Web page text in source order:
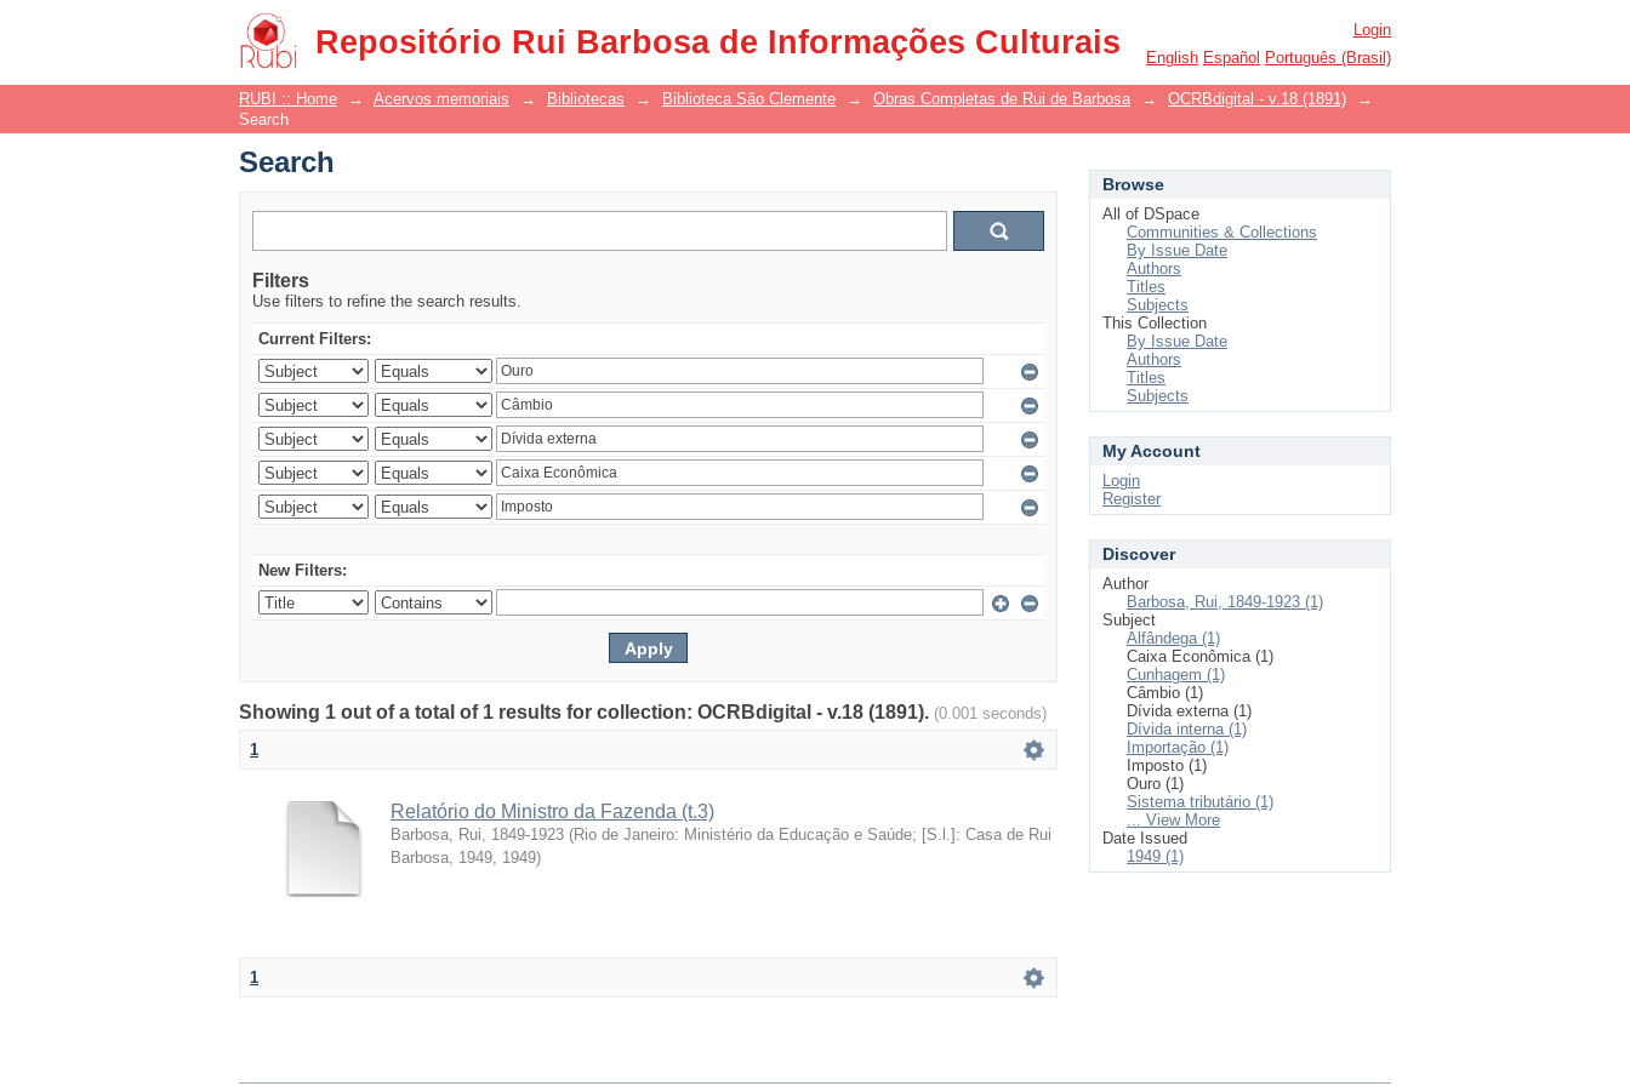
Repositório Rui Barbosa de Informações Culturais
Search
Login
English Español Português (Brasil)
RUBI :: Home → Acervos memoriais → Bibliotecas → Biblioteca São Clemente → Obras Completas de Rui de Barbosa → OCRBdigital - v.18 (1891)
→
Search
Search
Filters
Use filters to refine the search results.
Current Filters:
New Filters:
Showing 1 out of a total of 1 results for collection: OCRBdigital - v.18 (1891). (0.001 seconds)
1
Relatório do Ministro da Fazenda (t.3)
Barbosa, Rui, 1849-1923 (Rio de Janeiro: Ministério da Educação e Saúde; [S.l.]: Casa de Rui
Barbosa, 1949, 1949)
1
Browse
All of DSpace
Communities & Collections
By Issue Date
Authors
Titles
Subjects
This Collection
By Issue Date
Authors
Titles
Subjects
My Account
Login
Register
Discover
Author
Barbosa, Rui, 1849-1923 (1)
Subject
Alfândega (1)
Caixa Econômica (1)
Cunhagem (1)
Câmbio (1)
Dívida externa (1)
Dívida interna (1)
Importação (1)
Imposto (1)
Ouro (1)
Sistema tributário (1)
... View More
Date Issued
1949 (1)